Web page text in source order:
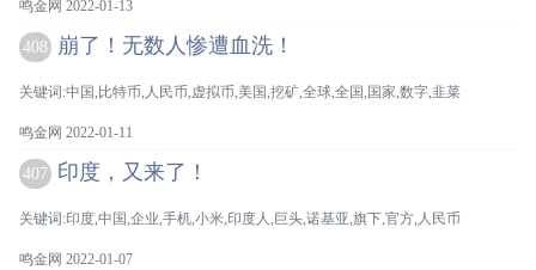
鸣金网 2022-01-13
408 崩了！无数人惨遭血洗！
关键词:中国,比特币,人民币,虚拟币,美国,挖矿,全球,全国,国家,数字,韭菜
鸣金网 2022-01-11
407 印度，又来了！
关键词:印度,中国,企业,手机,小米,印度人,巨头,诺基亚,旗下,官方,人民币
鸣金网 2022-01-07